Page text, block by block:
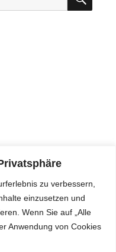
zu verbessern,
einzusetzen und
Wenn Sie auf „Alle
Anwendung von Cookies